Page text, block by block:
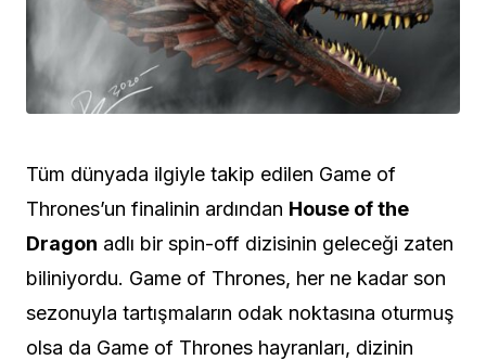
Tüm dünyada ilgiyle takip edilen Game of
Thrones’un finalinin ardından House of the
Dragon adlı bir spin-off dizisinin geleceği zaten
biliniyordu. Game of Thrones, her ne kadar son
sezonuyla tartışmaların odak noktasına oturmuş
olsa da Game of Thrones hayranları, dizinin